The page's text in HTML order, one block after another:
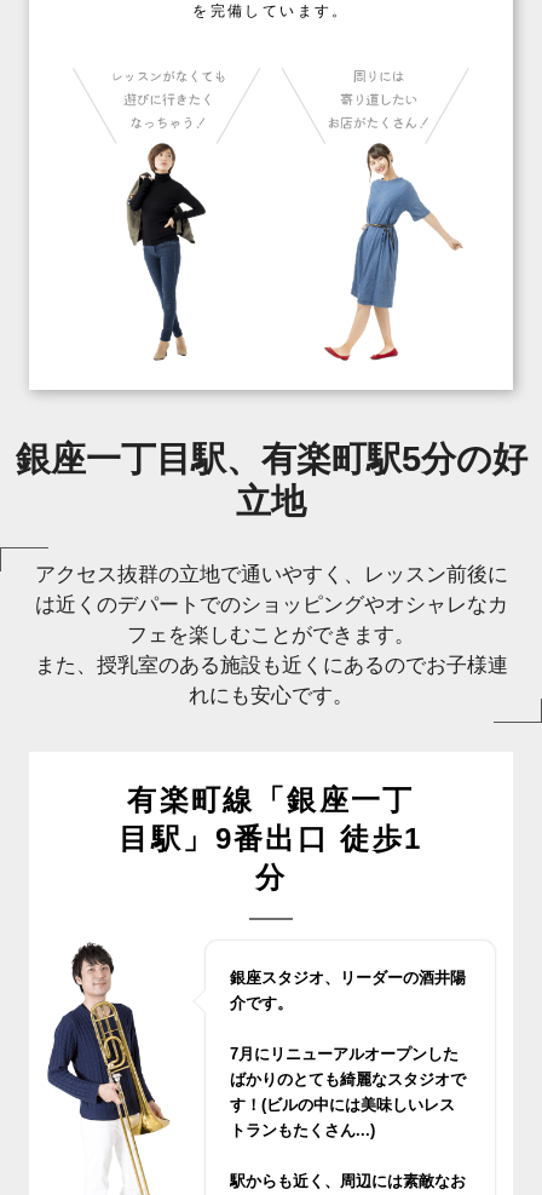
を完備しています。
銀座一丁目駅、有楽町駅5分の好
立地
アクセス抜群の立地で通いやすく、レッスン前後に
は近くのデパートでのショッピングやオシャレなカ
フェを楽しむことができます。
また、授乳室のある施設も近くにあるのでお子様連
れにも安心です。
有楽町線「銀座一丁
目駅」9番出口 徒歩1
分
銀座スタジオ、リーダーの酒井陽
介です。
7月にリニューアルオープンした
ばかりのとても綺麗なスタジオで
す！(ビルの中には美味しいレス
トランもたくさん...)
駅からも近く、周辺には素敵なお